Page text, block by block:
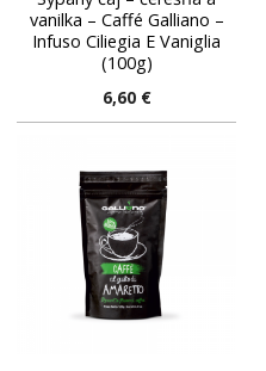
vanilka – Caffé Galliano –
Infuso Ciliegia E Vaniglia
(100g)
6,60 €